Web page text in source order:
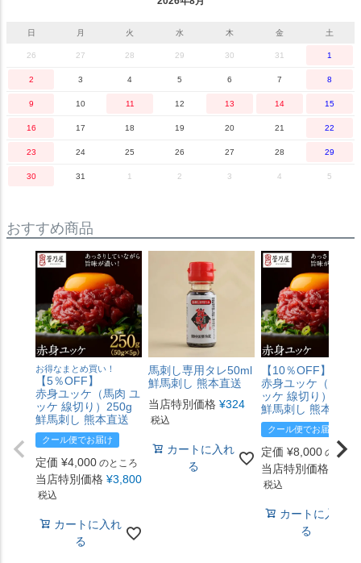
日 月 火 水 木 金 土
26 27 28 29 30 31 1
2 3 4 5 6 7 8
9 10 11 12 13 14 15
16 17 18 19 20 21 22
23 24 25 26 27 28 29
30 31 1 2 3 4 5
おすすめ商品
お得なまとめ買い！
【5％OFF】
赤身ユッケ（馬肉 ユ
ッケ 線切り）250g
鮮馬刺し 熊本直送
クール便でお届け
定価 ¥4,000 のところ
当店特別価格 ¥3,800
税込
カートに入れ
る
馬刺し専用タレ50ml
鮮馬刺し 熊本直送
当店特別価格 ¥324
税込
カートに入れ
る
【10％OFF】
赤身ユッケ（馬肉
ッケ 線切り）500g
鮮馬刺し 熊本直送
クール便でお届け
定価 ¥8,000 のとこ
当店特別価格
税込
カートに入れ
る